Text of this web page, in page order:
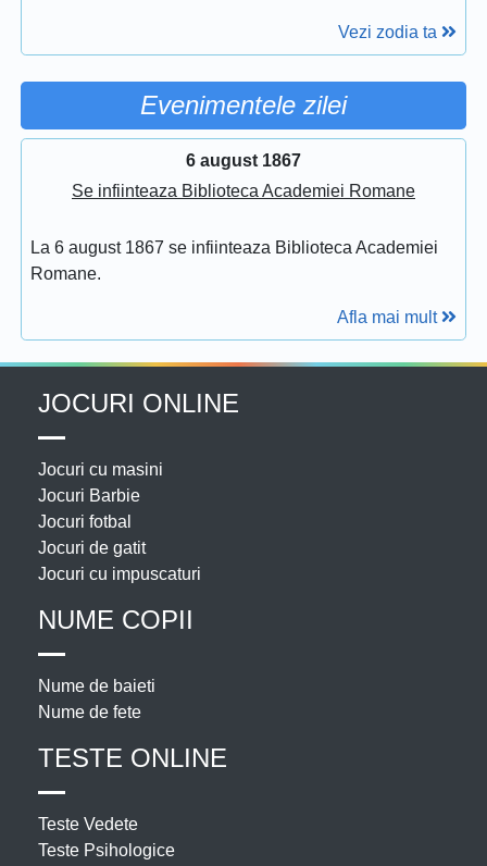
Vezi zodia ta
Evenimentele zilei
6 august 1867
Se infiinteaza Biblioteca Academiei Romane
La 6 august 1867 se infiinteaza Biblioteca Academiei
Romane.
Afla mai mult
JOCURI ONLINE
Jocuri cu masini
Jocuri Barbie
Jocuri fotbal
Jocuri de gatit
Jocuri cu impuscaturi
NUME COPII
Nume de baieti
Nume de fete
TESTE ONLINE
Teste Vedete
Teste Psihologice